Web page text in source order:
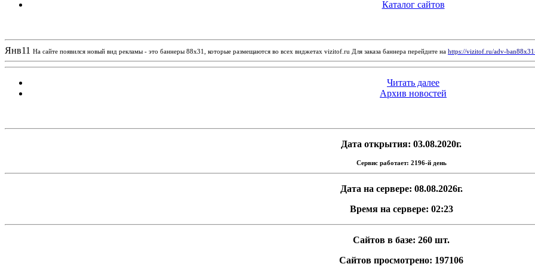
Каталог сайтов
Янв11 На сайте появился новый вид рекламы - это баннеры 88х31, которые размещаются во всех виджетах vizitof.ru Для заказа баннера перейдите на https://vizitof.ru/adv-
Читать далее
Архив новостей
Дата открытия: 03.08.2020г.
Сервис работает: 2196-й день
Дата на сервере: 08.08.2026г.
Время на сервере: 02:23
Сайтов в базе: 260 шт.
Сайтов просмотрено: 197106